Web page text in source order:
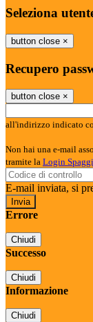
Seleziona
button close ×
Recupero
button close ×
all'indirizzo indicato
Non hai una e-mail
tramite la Login
E-mail inviata, si
Errore
Chiudi
Successo
Chiudi
Informazione
Chiudi